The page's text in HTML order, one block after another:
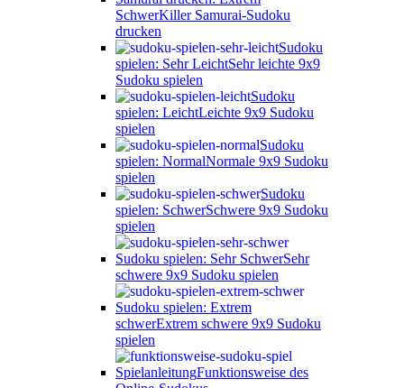
SchwerKiller Samurai-Sudoku
drucken
Sudoku
spielen: Sehr LeichtSehr leichte 9x9
Sudoku spielen
Sudoku
spielen: LeichtLeichte 9x9 Sudoku
spielen
Sudoku
spielen: NormalNormale 9x9 Sudoku
spielen
Sudoku
spielen: SchwerSchwere 9x9 Sudoku
spielen
Sudoku spielen: Sehr SchwerSehr
schwere 9x9 Sudoku spielen
Sudoku spielen: Extrem
schwerExtrem schwere 9x9 Sudoku
spielen
SpielanleitungFunktionsweise des